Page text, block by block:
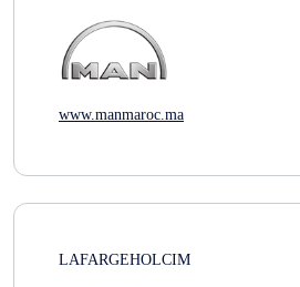
www.manmaroc.ma
LAFARGEHOLCIM